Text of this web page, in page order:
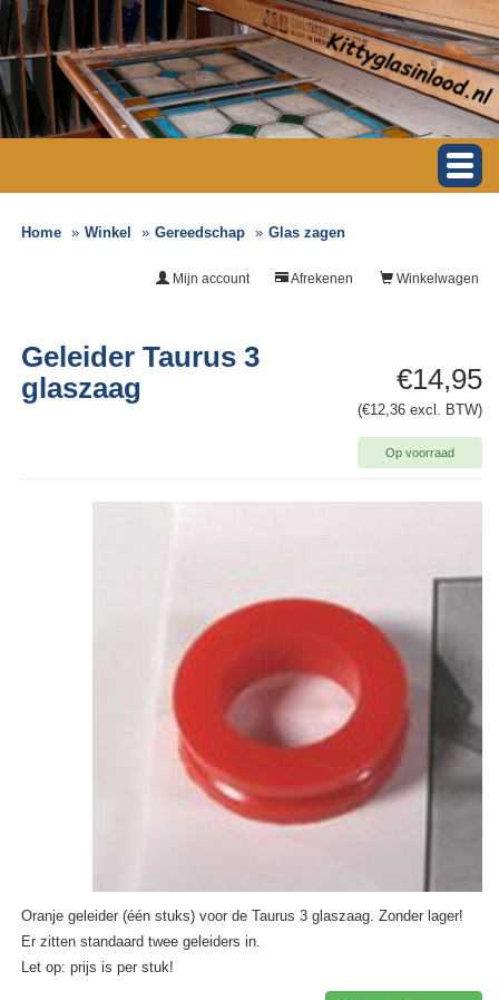
Home Winkel Gereedschap Glas zagen
Winkelwagen
Afrekenen
Mijn account
€14,95
(€12,36 excl. BTW)
Op voorraad
Geleider Taurus 3
glaszaag
Oranje geleider (één stuks) voor de Taurus 3 glaszaag. Zonder lager!
Er zitten standaard twee geleiders in.
Let op: prijs is per stuk!